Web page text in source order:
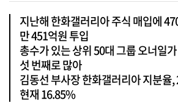
지난해 한화갤러리아 주식 매입에
만 451억원 투입
총수가 있는 상위 50대 그룹 오너일
섯 번째로 많아
김동선 부사장 한화갤러리아 지분
현재 16.85%